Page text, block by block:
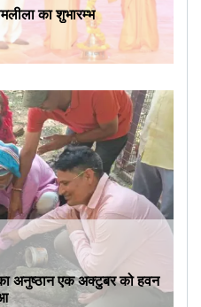
का शुभारम्भ
अनुष्ठान एक अक्टुबर को हवन